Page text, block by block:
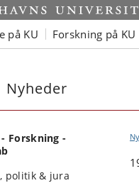
på KU Forskning på KU
Nyheder
Forskning -
politik & jura